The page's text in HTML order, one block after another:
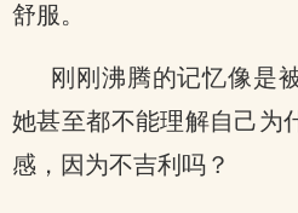
舒服。
刚刚沸腾的记忆像是
她甚至都不能理解自己为
感，因为不吉利吗？